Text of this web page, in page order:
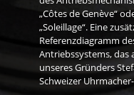
„Côtes de Genève“
„Soleillage“. Eine
Referenzdiagramm
Antriebssystems, das
unseres Gründers
Schweizer